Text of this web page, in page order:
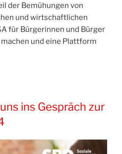
der Bemühungen von
und wirtschaftlichen
für Bürgerinnen und Bürger
und eine Plattform
ins Gespräch zur